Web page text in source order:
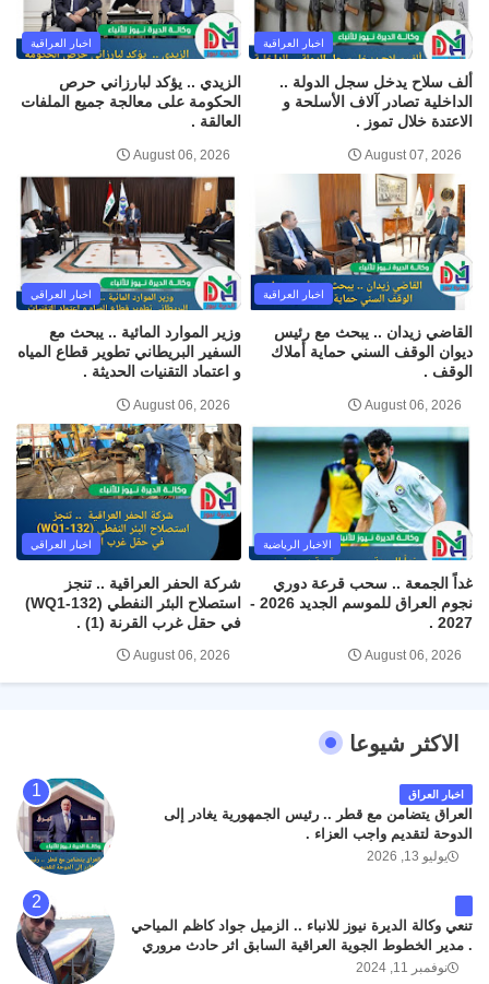
اخبار العراقية
ألف سلاح يدخل سجل الدولة ..
الداخلية تصادر آلاف الأسلحة و
الاعتدة خلال تموز .
August 07, 2026
اخبار العراقية
الزيدي .. يؤكد لبارزاني حرص
الحكومة على معالجة جميع الملفات
العالقة .
August 06, 2026
اخبار العراقية
القاضي زيدان .. يبحث مع رئيس
ديوان الوقف السني حماية أملاك
الوقف .
August 06, 2026
اخبار العراقي
وزير الموارد المائية .. يبحث مع
السفير البريطاني تطوير قطاع المياه
و اعتماد التقنيات الحديثة .
August 06, 2026
الاخبار الرياضية
غداً الجمعة .. سحب قرعة دوري
نجوم العراق للموسم الجديد 2026 -
2027 .
August 06, 2026
اخبار العراقي
شركة الحفر العراقية .. تنجز
استصلاح البئر النفطي (WQ1-132)
في حقل غرب القرنة (1) .
August 06, 2026
الاكثر شيوعا
اخبار العراق
العراق يتضامن مع قطر .. رئيس الجمهورية يغادر إلى
الدوحة لتقديم واجب العزاء .
يوليو 13, 2026
تنعي وكالة الديرة نيوز للانباء .. الزميل جواد كاظم المياحي
. مدير الخطوط الجوية العراقية السابق اثر حادث مروري
داخل مطار البصرة الدولي اليوم الاثنين على الطريق
نوفمبر 11, 2024